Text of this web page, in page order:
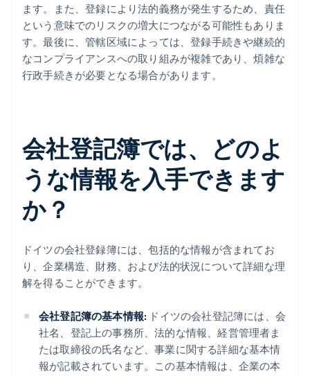
ます。また、登録により法的義務が発生するため、責任
という意味でのリスクの増大につながる可能性もありま
す。最後に、管轄区域によっては、登録手続きや継続的
なコンプライアンスへの取り組みが複雑であり、煩雑な
行政手続きが必要となる場合があります。
会社登記簿では、どのよ
うな情報を入手できます
か？
ドイツの会社登録簿には、包括的な情報が含まれてお
り、企業構造、財務、および法的状況について詳細な理
解を得ることができます。
会社登記簿の基本情報: ドイツの会社登記簿には、会
社名、登記上の事務所、法的な情報、経営管理者ま
たは取締役の氏名など、事業に関する詳細な基本情
報が記載されています。この基本情報は、企業の本